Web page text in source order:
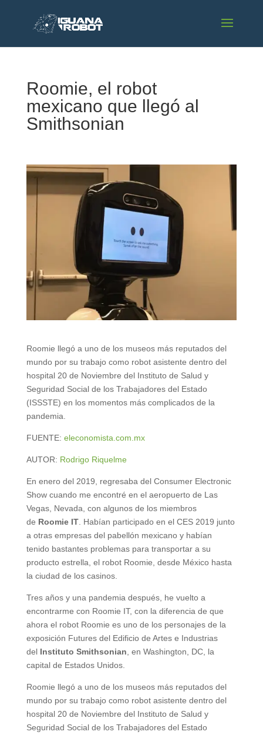
Roomie, el robot
mexicano que llegó al
Smithsonian
Roomie llegó a uno de los museos más reputados del
mundo por su trabajo como robot asistente dentro del
hospital 20 de Noviembre del Instituto de Salud y
Seguridad Social de los Trabajadores del Estado
(ISSSTE) en los momentos más complicados de la
pandemia.
FUENTE: eleconomista.com.mx
AUTOR: Rodrigo Riquelme
En enero del 2019, regresaba del Consumer Electronic
Show cuando me encontré en el aeropuerto de Las
Vegas, Nevada, con algunos de los miembros
de Roomie IT. Habían participado en el CES 2019 junto
a otras empresas del pabellón mexicano y habían
tenido bastantes problemas para transportar a su
producto estrella, el robot Roomie, desde México hasta
la ciudad de los casinos.
Tres años y una pandemia después, he vuelto a
encontrarme con Roomie IT, con la diferencia de que
ahora el robot Roomie es uno de los personajes de la
exposición Futures del Edificio de Artes e Industrias
del Instituto Smithsonian , en Washington, DC, la
capital de Estados Unidos.
Roomie llegó a uno de los museos más reputados del
mundo por su trabajo como robot asistente dentro del
hospital 20 de Noviembre del Instituto de Salud y
Seguridad Social de los Trabajadores del Estado